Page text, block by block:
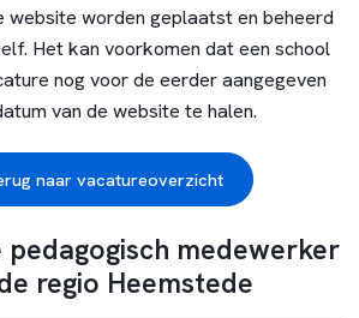
website worden geplaatst en beheerd
Het kan voorkomen dat een school
nog voor de eerder aangegeven
van de website te halen.
naar vacatureoverzicht
medewerker
regio Heemstede